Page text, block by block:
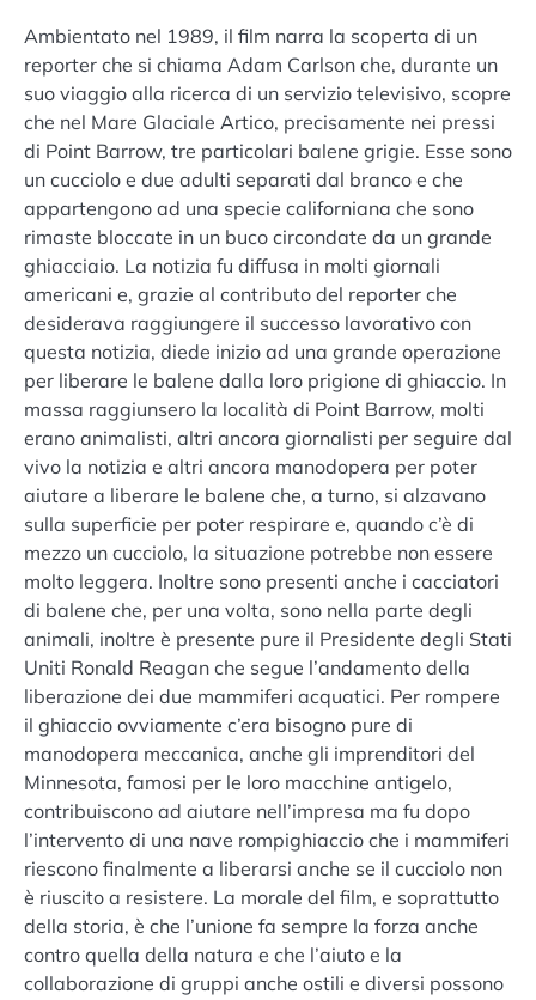
Ambientato nel 1989, il film narra la scoperta di un
reporter che si chiama Adam Carlson che, durante un
suo viaggio alla ricerca di un servizio televisivo, scopre
che nel Mare Glaciale Artico, precisamente nei pressi
di Point Barrow, tre particolari balene grigie. Esse sono
un cucciolo e due adulti separati dal branco e che
appartengono ad una specie californiana che sono
rimaste bloccate in un buco circondate da un grande
ghiacciaio. La notizia fu diffusa in molti giornali
americani e, grazie al contributo del reporter che
desiderava raggiungere il successo lavorativo con
questa notizia, diede inizio ad una grande operazione
per liberare le balene dalla loro prigione di ghiaccio. In
massa raggiunsero la località di Point Barrow, molti
erano animalisti, altri ancora giornalisti per seguire dal
vivo la notizia e altri ancora manodopera per poter
aiutare a liberare le balene che, a turno, si alzavano
sulla superficie per poter respirare e, quando c’è di
mezzo un cucciolo, la situazione potrebbe non essere
molto leggera. Inoltre sono presenti anche i cacciatori
di balene che, per una volta, sono nella parte degli
animali, inoltre è presente pure il Presidente degli Stati
Uniti Ronald Reagan che segue l’andamento della
liberazione dei due mammiferi acquatici. Per rompere
il ghiaccio ovviamente c’era bisogno pure di
manodopera meccanica, anche gli imprenditori del
Minnesota, famosi per le loro macchine antigelo,
contribuiscono ad aiutare nell’impresa ma fu dopo
l’intervento di una nave rompighiaccio che i mammiferi
riescono finalmente a liberarsi anche se il cucciolo non
è riuscito a resistere. La morale del film, e soprattutto
della storia, è che l’unione fa sempre la forza anche
contro quella della natura e che l’aiuto e la
collaborazione di gruppi anche ostili e diversi possono